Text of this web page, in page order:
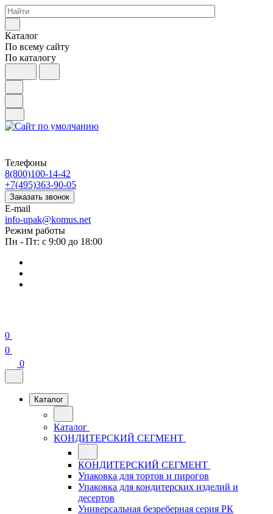
Каталог
По всему сайту
По каталогу
Телефоны
8(800)100-14-42
+7(495)363-90-05
Заказать звонок
E-mail
info-upak@komus.net
Режим работы
Пн - Пт: с 9:00 до 18:00
0
0
0
Каталог
Каталог
КОНДИТЕРСКИЙ СЕГМЕНТ
КОНДИТЕРСКИЙ СЕГМЕНТ
Упаковка для тортов и пирогов
Упаковка для кондитерских изделий и
десертов
Универсальная безреберная серия РК